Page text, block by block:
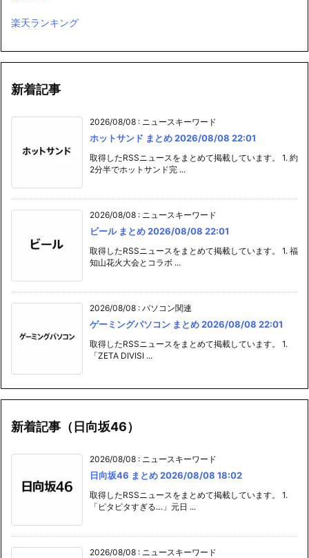
楽天ランキング
新着記事
2026/08/08 : ニュースキーワード
ホットサンド まとめ 2026/08/08 22:01
取得したRSSニュースをまとめて掲載しています。 1. 約
2分半でホットサンド完 ...
2026/08/08 : ニュースキーワード
ビール まとめ 2026/08/08 22:01
取得したRSSニュースをまとめて掲載しています。 1. 福
知山花火大会とコラボ ...
2026/08/08 : パソコン関連
ゲーミングパソコン まとめ 2026/08/08 22:01
取得したRSSニュースをまとめて掲載しています。 1.
「ZETA DIVISI ...
新着記事（日向坂46）
2026/08/08 : ニュースキーワード
日向坂46 まとめ 2026/08/08 18:02
取得したRSSニュースをまとめて掲載しています。 1.
「ピタピタすぎる…」元日 ...
2026/08/08 : ニュースキーワード